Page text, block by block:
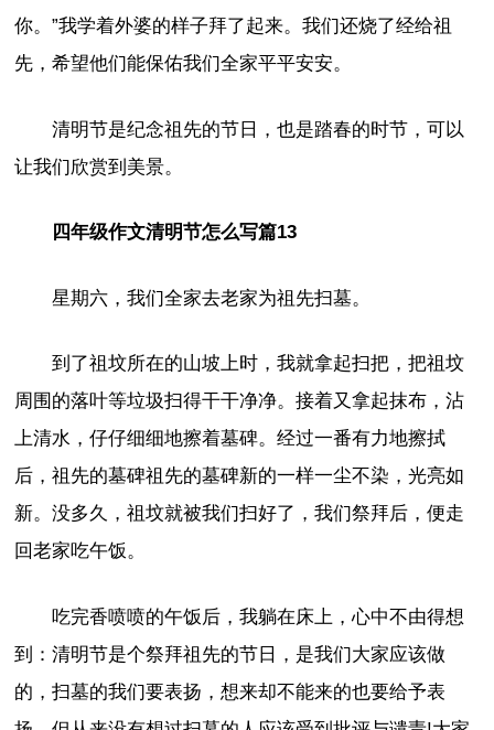
你。”我学着外婆的样子拜了起来。我们还烧了经给祖
先，希望他们能保佑我们全家平平安安。
清明节是纪念祖先的节日，也是踏春的时节，可以
让我们欣赏到美景。
四年级作文清明节怎么写篇13
星期六，我们全家去老家为祖先扫墓。
到了祖坟所在的山坡上时，我就拿起扫把，把祖坟
周围的落叶等垃圾扫得干干净净。接着又拿起抹布，沾
上清水，仔仔细细地擦着墓碑。经过一番有力地擦拭
后，祖先的墓碑祖先的墓碑新的一样一尘不染，光亮如
新。没多久，祖坟就被我们扫好了，我们祭拜后，便走
回老家吃午饭。
吃完香喷喷的午饭后，我躺在床上，心中不由得想
到：清明节是个祭拜祖先的节日，是我们大家应该做
的，扫墓的我们要表扬，想来却不能来的也要给予表